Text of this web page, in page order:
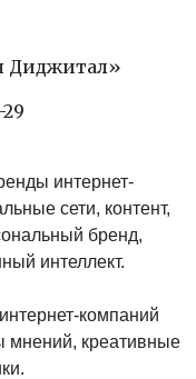
Диджитал»
интернет-
сети, контент,
бренд,
интеллект.
компаний
мнений, креативные